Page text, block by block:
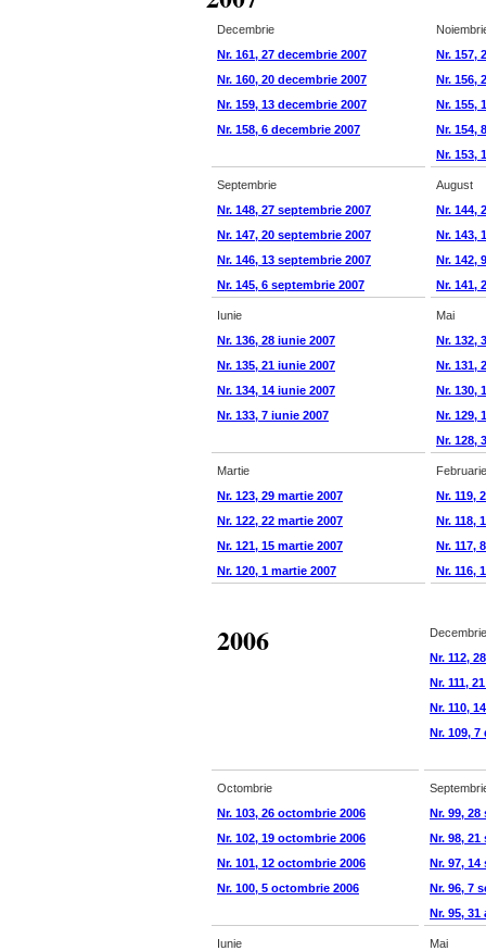
Decembrie
Nr. 161, 27 decembrie 2007
Nr. 160, 20 decembrie 2007
Nr. 159, 13 decembrie 2007
Nr. 158, 6 decembrie 2007
Nr. 157,
Nr. 156,
Nr. 155,
Nr. 154,
Nr. 153,
Septembrie
Nr. 148, 27 septembrie 2007
Nr. 147, 20 septembrie 2007
Nr. 146, 13 septembrie 2007
Nr. 145, 6 septembrie 2007
August
Nr. 144,
Nr. 143,
Nr. 142,
Nr. 141,
Iunie
Nr. 136, 28 iunie 2007
Nr. 135, 21 iunie 2007
Nr. 134, 14 iunie 2007
Nr. 133, 7 iunie 2007
Mai
Nr. 132,
Nr. 131,
Nr. 130,
Nr. 129,
Nr. 128,
Martie
Nr. 123, 29 martie 2007
Nr. 122, 22 martie 2007
Nr. 121, 15 martie 2007
Nr. 120, 1 martie 2007
Februarie
Nr. 119,
Nr. 118,
Nr. 117,
Nr. 116,
2006
Decembrie
Nr. 112,
Nr. 111,
Nr. 110,
Nr. 109, 7
Octombrie
Nr. 103, 26 octombrie 2006
Nr. 102, 19 octombrie 2006
Nr. 101, 12 octombrie 2006
Nr. 100, 5 octombrie 2006
Nr. 99, 28
Nr. 98, 21
Nr. 97, 14
Nr. 96, 7
Nr. 95, 31
Iunie
Mai